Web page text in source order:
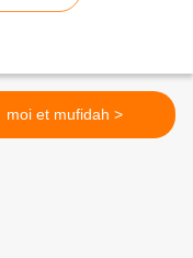
moi et mufidah >